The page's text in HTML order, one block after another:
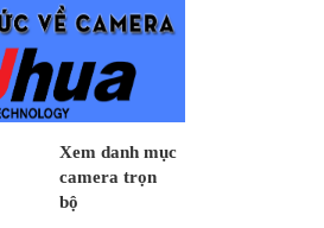
Xem danh mục
camera trọn
bộ